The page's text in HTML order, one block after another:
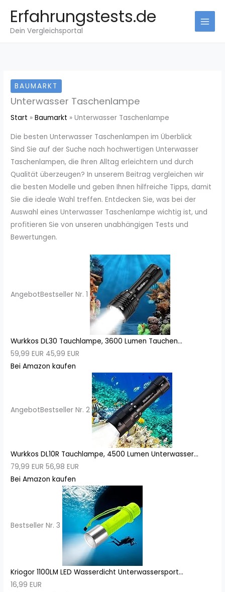
Inhalt
springen
Erfahrungstests.de
Dein Vergleichsportal
BAUMARKT
Unterwasser Taschenlampe
Start Baumarkt Unterwasser Taschenlampe
Die besten Unterwasser Taschenlampen im Überblick
Sind Sie auf der Suche nach hochwertigen Unterwasser
Taschenlampen, die Ihren Alltag erleichtern und durch
Qualität überzeugen? In unserem Beitrag vergleichen wir
die besten Modelle und geben Ihnen hilfreiche Tipps, damit
Sie die ideale Wahl treffen. Entdecken Sie, was bei der
Auswahl eines Unterwasser Taschenlampe wichtig ist, und
profitieren Sie von unseren unabhängigen Tests und
Bewertungen.
AngebotBestseller Nr. 1
Wurkkos DL30 Tauchlampe, 3600 Lumen Tauchen...
59,99 EUR 45,99 EUR
Bei Amazon kaufen
AngebotBestseller Nr. 2
Wurkkos DL10R Tauchlampe, 4500 Lumen Unterwasser...
79,99 EUR 56,98 EUR
Bei Amazon kaufen
Bestseller Nr. 3
Kriogor 1100LM LED Wasserdicht Unterwassersport...
16,99 EUR